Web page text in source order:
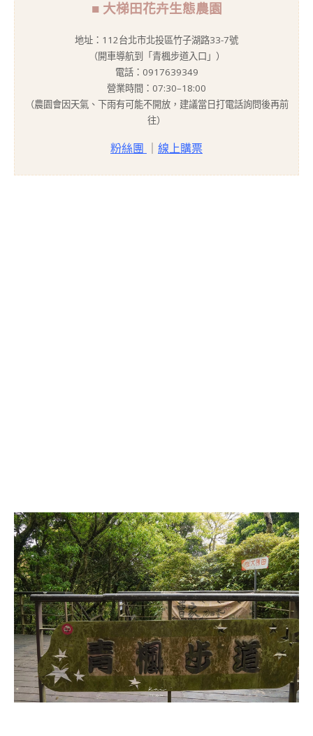
■ 大梯田花卉生態農園
地址：112台北市北投區竹子湖路33-7號
（開車導航到「青楓步道入口」）
電話：0917639349
營業時間：07:30–18:00
（農園會因天氣、下雨有可能不開放，建議當日打電話詢問後再前
往）
粉絲團 線上購票